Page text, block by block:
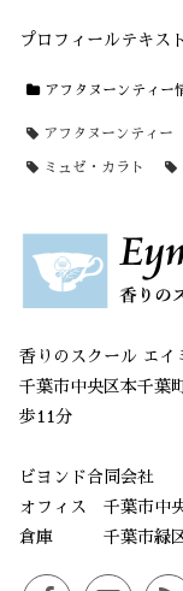
プロフィールテキスト
アフタヌーンティー
アフタヌーンティー
ミュゼ・カラト
香りのスクール エイ
千葉市中央区本千葉
歩11分
ビヨンド合同会社
オフィス 千葉市中
倉庫 千葉市緑区